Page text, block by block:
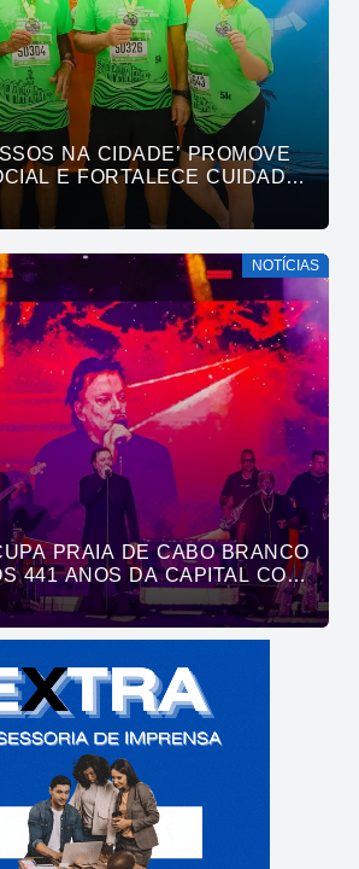
NA CIDADE’ PROMOVE
E FORTALECE CUIDADO
POR MEIO DA CORRIDA
NOTÍCIAS
PRAIA DE CABO BRANCO
441 ANOS DA CAPITAL COM
NOVA E FÁBIO JR